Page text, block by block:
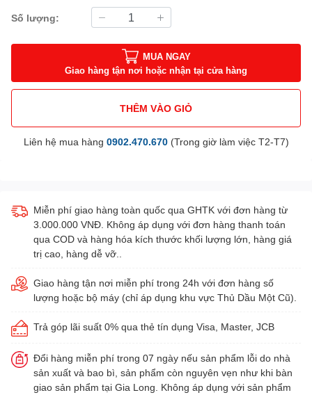
Số lượng:
MUA NGAY
Giao hàng tận nơi hoặc nhận tại cửa hàng
THÊM VÀO GIỎ
Liên hệ mua hàng 0902.470.670(Trong giờ làm việc T2-T7)
Miễn phí giao hàng toàn quốc qua GHTK với đơn hàng từ
3.000.000 VNĐ. Không áp dụng với đơn hàng thanh toán
qua COD và hàng hóa kích thước khối lượng lớn, hàng giá
trị cao, hàng dễ vỡ..
Giao hàng tận nơi miễn phí trong 24h với đơn hàng số
lượng hoặc bộ máy (chỉ áp dụng khu vực Thủ Dầu Một Cũ).
Trả góp lãi suất 0% qua thẻ tín dụng Visa, Master, JCB
Đổi hàng miễn phí trong 07 ngày nếu sản phẩm lỗi do nhà
sản xuất và bao bì, sản phẩm còn nguyên vẹn như khi bàn
giao sản phẩm tại Gia Long. Không áp dụng với sản phẩm